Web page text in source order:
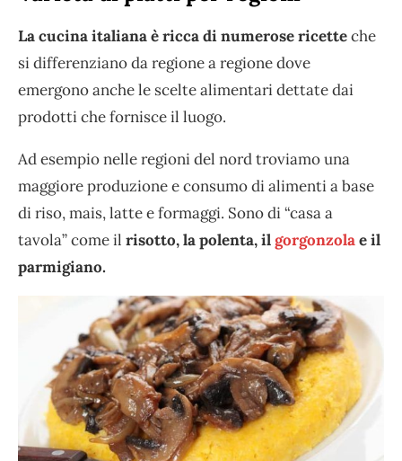
La cucina italiana è ricca di numerose ricetteche
si differenziano da regione a regione dove
emergono anche le scelte alimentari dettate dai
prodotti che fornisce il luogo.
Ad esempio nelle regioni del nord troviamo una
maggiore produzione e consumo di alimenti a base
di riso, mais, latte e formaggi. Sono di “casa a
tavola” come il risotto, la polenta, ilgorgonzolae il
parmigiano.